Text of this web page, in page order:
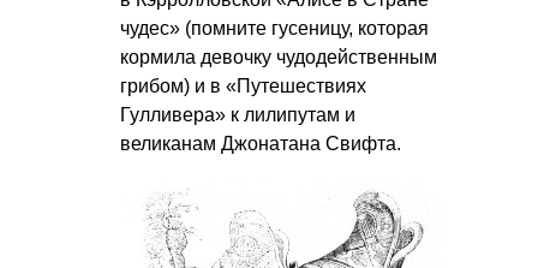
чудес» (помните гусеницу, которая
кормила девочку чудодейственным
грибом) и в «Путешествиях
Гулливера» к лилипутам и
великанам Джонатана Свифта.